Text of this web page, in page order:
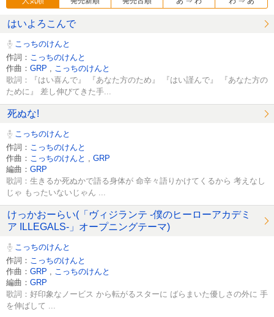
はいよろこんで
こっちのけんと
作詞： こっちのけんと
作曲： GRP こっちのけんと
歌詞：『はい喜んで』 『あなた方のため』 『はい謹んで』 『あなた方の
ために』 差し伸びてきた手...
死ぬな!
こっちのけんと
作詞： こっちのけんと
作曲： こっちのけんと
GRP
編曲： GRP
歌詞：生きるか死ぬかで語る身体が 命辛々語りかけてくるから 考えなし
じゃ もったいないじゃん ...
けっかおーらい(「ヴィジランテ -僕のヒーローアカデミ
ア ILLEGALS-」オープニングテーマ)
こっちのけんと
作詞： こっちのけんと
作曲： GRP
こっちのけんと
編曲： GRP
歌詞：好印象なノービス から転がるスターに ばらまいた優しさの外に 手
を伸ばして ...